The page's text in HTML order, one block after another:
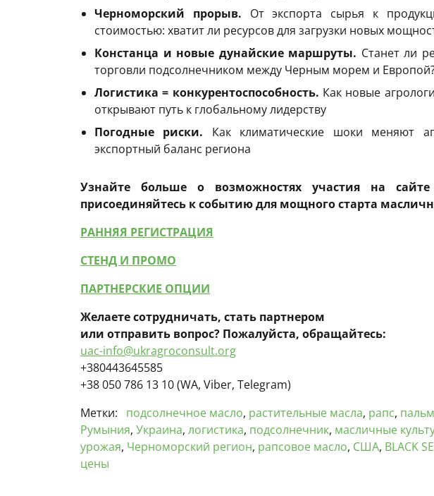
Черноморский прорыв. От экспорта сырья к
стоимостью: хватит ли ресурсов для загрузки новых
Констанца и новые дунайские маршруты. Станет ли
торговли подсолнечником между Черным морем и
Логистика = конкурентоспособность. Как новые
открывают путь к глобальному лидерству
Погодные риски. Как климатические шоки меняют
экспортный баланс региона
Узнайте больше о возможностях участия на
присоединяйтесь к событию для мощного старта
РАННЯЯ РЕГИСТРАЦИЯ
СТЕНД И ПРОМО
ПАРТНЕРСКИЕ ОПЦИИ
Желаетесотрудничать, стать партнером
или отправить вопрос? Пожалуйста, обращайтесь:
uac-info@ukragroconsult.org
+380443645585
+38 050 786 13 10 (WA, Viber, Telegram)
Метки:
подсолнечное масло, растительные масла, рапс,
Румыния, Украина, логистика, подсолнечник, масличные
урожая, Черноморский регион, рапсовое масло, США, BLACK
цены